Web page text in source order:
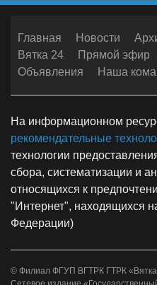
Главная Новости
Вятка 24
Прямой эфир
Объявления
Наша
На информационном
рекомендательные
технологии
сбора, систематизации и
относящихся к
"Интернет", находящихся
Федерации)
© Филиал ФГУП ВГТРК ГТРК